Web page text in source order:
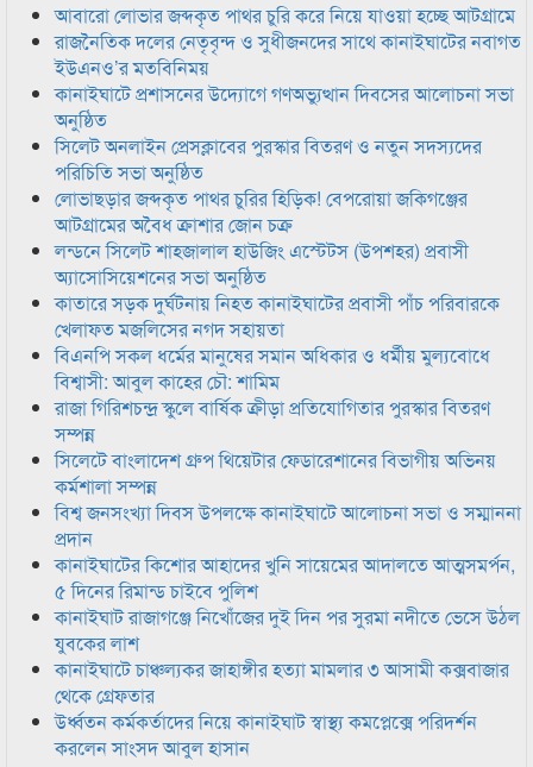
আবারো লোভার জব্দকৃত পাথর চুরি করে নিয়ে যাওয়া হচ্ছে আটগ্রামে
রাজনৈতিক দলের নেতৃবৃন্দ ও সুধীজনদের সাথে কানাইঘাটের নবাগত
ইউএনও’র মতবিনিময়
কানাইঘাটে প্রশাসনের উদ্যোগে গণঅভ্যুত্থান দিবসের আলোচনা সভা
অনুষ্ঠিত
সিলেট অনলাইন প্রেসক্লাবের পুরস্কার বিতরণ ও নতুন সদস্যদের
পরিচিতি সভা অনুষ্ঠিত
লোভাছড়ার জব্দকৃত পাথর চুরির হিড়িক! বেপরোয়া জকিগঞ্জের
আটগ্রামের অবৈধ ক্রাশার জোন চক্র
লন্ডনে সিলেট শাহজালাল হাউজিং এস্টেটস (উপশহর) প্রবাসী
অ্যাসোসিয়েশনের সভা অনুষ্ঠিত
কাতারে সড়ক দুর্ঘটনায় নিহত কানাইঘাটের প্রবাসী পাঁচ পরিবারকে
খেলাফত মজলিসের নগদ সহায়তা
বিএনপি সকল ধর্মের মানুষের সমান অধিকার ও ধর্মীয় মুল্যবোধে
বিশ্বাসী: আবুল কাহের চৌ: শামিম
রাজা গিরিশচন্দ্র স্কুলে বার্ষিক ক্রীড়া প্রতিযোগিতার পুরস্কার বিতরণ
সম্পন্ন
সিলেটে বাংলাদেশ গ্রুপ থিয়েটার ফেডারেশানের বিভাগীয় অভিনয়
কর্মশালা সম্পন্ন
বিশ্ব জনসংখ্যা দিবস উপলক্ষে কানাইঘাটে আলোচনা সভা ও সম্মাননা
প্রদান
কানাইঘাটের কিশোর আহাদের খুনি সায়েমের আদালতে আত্মসমর্পন,
৫ দিনের রিমান্ড চাইবে পুলিশ
কানাইঘাট রাজাগঞ্জে নিখোঁজের দুই দিন পর সুরমা নদীতে ভেসে উঠল
যুবকের লাশ
কানাইঘাটে চাঞ্চল্যকর জাহাঙ্গীর হত্যা মামলার ৩ আসামী কক্সবাজার
থেকে গ্রেফতার
উর্ধ্বতন কর্মকর্তাদের নিয়ে কানাইঘাট স্বাস্থ্য কমপ্লেক্সে পরিদর্শন
করলেন সাংসদ আবুল হাসান